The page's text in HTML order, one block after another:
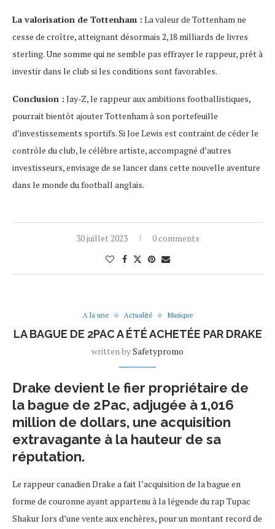
La valorisation de Tottenham : La valeur de Tottenham ne
cesse de croître, atteignant désormais 2,18 milliards de livres
sterling. Une somme qui ne semble pas effrayer le rappeur, prêt à
investir dans le club si les conditions sont favorables.
Conclusion : Jay-Z, le rappeur aux ambitions footballistiques,
pourrait bientôt ajouter Tottenham à son portefeuille
d’investissements sportifs. Si Joe Lewis est contraint de céder le
contrôle du club, le célèbre artiste, accompagné d’autres
investisseurs, envisage de se lancer dans cette nouvelle aventure
dans le monde du football anglais.
30 juillet 2023 0 comments
A la une Actualité Musique
LA BAGUE DE 2PAC A ÉTÉ ACHETÉE PAR DRAKE
written bySafetypromo
Drake devient le fier propriétaire de
la bague de 2Pac, adjugée à 1,016
million de dollars, une acquisition
extravagante à la hauteur de sa
réputation.
Le rappeur canadien Drake a fait l’acquisition de la bague en
forme de couronne ayant appartenu à la légende du rap Tupac
Shakur lors d’une vente aux enchères, pour un montant record de